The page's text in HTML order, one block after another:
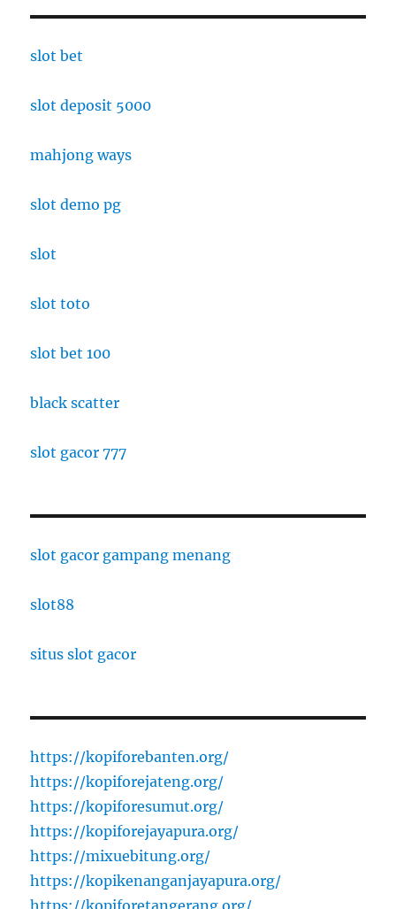
slot bet
slot deposit 5000
mahjong ways
slot demo pg
slot
slot toto
slot bet 100
black scatter
slot gacor 777
slot gacor gampang menang
slot88
situs slot gacor
https://kopiforebanten.org/
https://kopiforejateng.org/
https://kopiforesumut.org/
https://kopiforejayapura.org/
https://mixuebitung.org/
https://kopikenanganjayapura.org/
https://kopiforetangerang.org/